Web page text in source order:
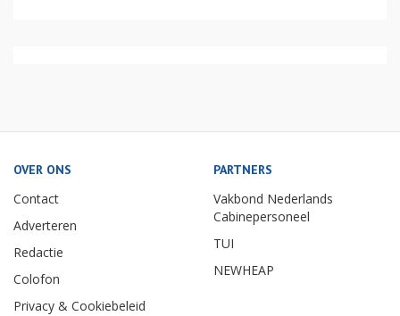
OVER ONS
Contact
Adverteren
Redactie
Colofon
Privacy & Cookiebeleid
PARTNERS
Vakbond Nederlands
Cabinepersoneel
TUI
NEWHEAP